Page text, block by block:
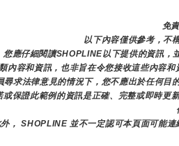
免
以下內容僅供參考，不
應仔細閱讀SHOPLINE以下提供的資訊
內容和資訊，也非旨在令您接收這些內容
求法律意見的情況下，您不應出於任何
保證此範例的資訊是正確、完整或即時
， SHOPLINE 並不一定認可本頁面可能連